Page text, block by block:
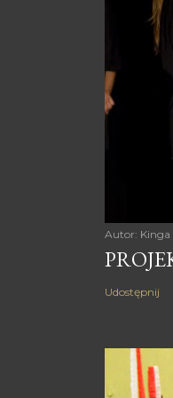
Autor: Kinga
Udostępnij